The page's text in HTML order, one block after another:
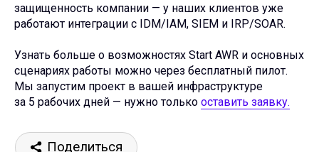
защищенность компании — у наших клиентов уже
работают интеграции с IDM/IAM, SIEM и IRP/SOAR.
Узнать больше о возможностях Start AWR и основных
сценариях работы можно через бесплатный пилот.
Мы запустим проект в вашей инфраструктуре
за 5 рабочих дней — нужно только оставить заявку.